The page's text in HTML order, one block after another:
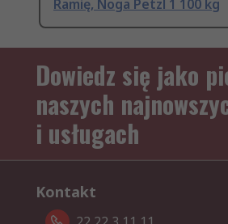
Ramię, Noga Petzl 1 100 kg
Dowiedz się jako
naszych
i usługach
Kontakt